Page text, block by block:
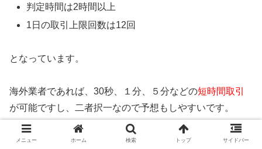
判定時間は2時間以上
1日の取引上限回数は12回
となっています。
海外業者であれば、30秒、１分、５分などの短時間取引
が可能ですし、二者択一なので予想もしやすいです。
しかし国内業者は取引チャンスが少ない上、選択肢も多い
ので予想が難しくなります。
メニュー ホーム 検索 トップ サイドバー